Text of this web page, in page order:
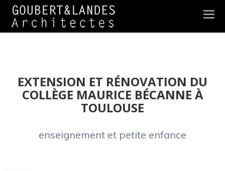
EXTENSION ET RÉNOVATION DU
COLLÈGE MAURICE BÉCANNE À
TOULOUSE
enseignement et petite enfance